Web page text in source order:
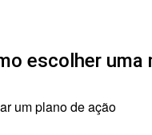
escolher uma
um plano de ação